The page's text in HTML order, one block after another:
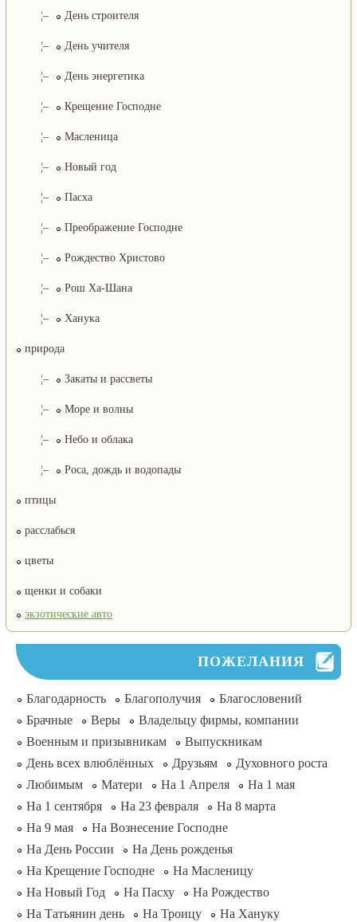
¦– День строителя
¦– День учителя
¦– День энергетика
¦– Крещение Господне
¦– Масленица
¦– Новый год
¦– Пасха
¦– Преображение Господне
¦– Рождество Христово
¦– Рош Ха-Шана
¦– Ханука
природа
¦– Закаты и рассветы
¦– Море и волны
¦– Небо и облака
¦– Роса, дождь и водопады
птицы
расслабься
цветы
щенки и собаки
экзотические авто
ПОЖЕЛАНИЯ
Благодарность Благополучия
Благословений
Брачные
Веры
Владельцу фирмы, компании
Военным и призывникам
Выпускникам
День всех влюблённых
Друзьям
Духовного роста
Любимым
Матери На 1 Апреля
На 1 мая
На 1 сентября
На 23 февраля
На 8 марта
На 9 мая
На Вознесение Господне
На День России
На День рожденья
На Крещение Господне
На Масленицу
На Новый Год
На Пасху
На Рождество
На Татьянин день
На Троицу
На Хануку